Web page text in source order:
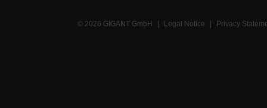
© 2026 GIGANT GmbH | Legal Notice | Privacy